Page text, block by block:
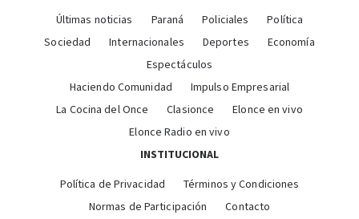
Últimas noticias Paraná Policiales
Política
Sociedad
Internacionales Deportes
Economía
Espectáculos
Haciendo Comunidad
Impulso Empresarial
La Cocina del Once
Clasionce
Elonce en vivo
Elonce Radio en vivo
INSTITUCIONAL
Política de Privacidad
Términos y Condiciones
Normas de Participación
Contacto